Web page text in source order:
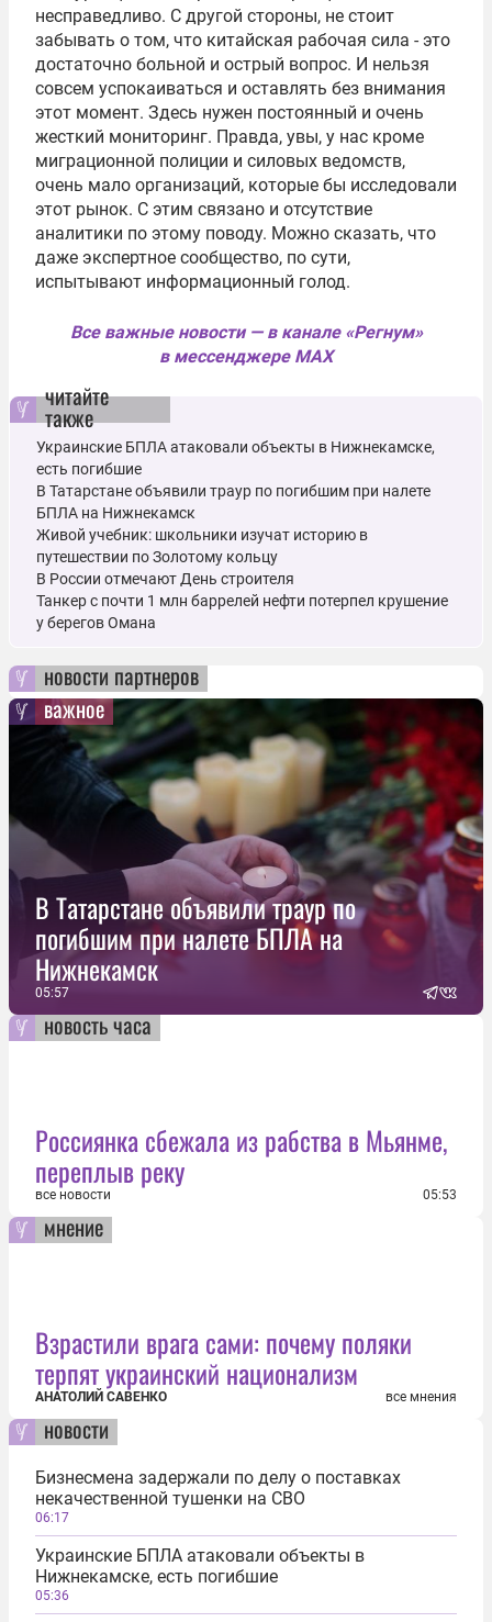
несправедливо. С другой стороны, не стоит
забывать о том, что китайская рабочая сила - это
достаточно больной и острый вопрос. И нельзя
совсем успокаиваться и оставлять без внимания
этот момент. Здесь нужен постоянный и очень
жесткий мониторинг. Правда, увы, у нас кроме
миграционной полиции и силовых ведомств,
очень мало организаций, которые бы исследовали
этот рынок. С этим связано и отсутствие
аналитики по этому поводу. Можно сказать, что
даже экспертное сообщество, по сути,
испытывают информационный голод.
Все важные новости — в канале «Регнум»
в мессенджере MAX
читайте
также
Украинские БПЛА атаковали объекты в Нижнекамске,
есть погибшие
В Татарстане объявили траур по погибшим при налете
БПЛА на Нижнекамск
Живой учебник: школьники изучат историю в
путешествии по Золотому кольцу
В России отмечают День строителя
Танкер с почти 1 млн баррелей нефти потерпел крушение
у берегов Омана
новости партнеров
важное
В Татарстане объявили траур по
погибшим при налете БПЛА на
Нижнекамск
05:57
новость часа
Россиянка сбежала из рабства в Мьянме,
переплыв реку
все новости 05:53
мнение
Взрастили врага сами: почему поляки
терпят украинский национализм
АНАТОЛИЙ САВЕНКО все мнения
новости
Бизнесмена задержали по делу о поставках
некачественной тушенки на СВО
06:17
Украинские БПЛА атаковали объекты в
Нижнекамске, есть погибшие
05:36